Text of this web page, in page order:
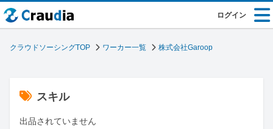
ログイン
クラウドソーシングTOP ワーカー一覧 株式会社Garoop
スキル
出品されていません